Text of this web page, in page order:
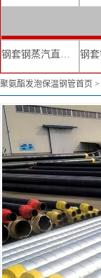
钢套钢蒸汽直埋复合保温管
聚氨酯发泡保温钢管首页 >